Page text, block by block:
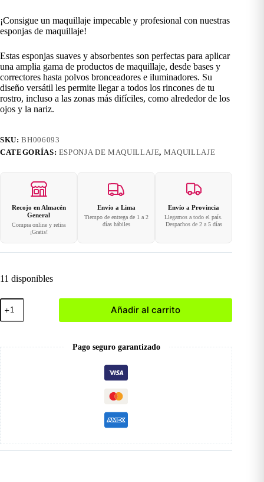
era:
S/4.00.
es:
S/3.40.
¡Consigue un maquillaje impecable y profesional con nuestras
esponjas de maquillaje!
Estas esponjas suaves y absorbentes son perfectas para aplicar
una amplia gama de productos de maquillaje, desde bases y
correctores hasta polvos bronceadores e iluminadores. Su
diseño versátil les permite llegar a todos los rincones de tu
rostro, incluso a las zonas más difíciles, como alrededor de los
ojos y la nariz.
SKU:BH006093
CATEGORÍAS: ESPONJA DE MAQUILLAJE, MAQUILLAJE
Recojo en Almacén
General
Compra online y retira
¡Gratis!
Envío a Lima
Tiempo de entrega de 1 a 2
días hábiles
Envío a Provincia
Llegamos a todo el país.
Despachos de 2 a 5 días
11 disponibles
Esponja
para
maquillaje-
Añadir al carrito
Pago seguro garantizado